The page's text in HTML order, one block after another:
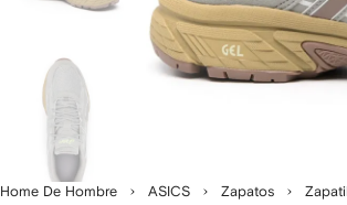
Home De Hombre ASICS Zapatos